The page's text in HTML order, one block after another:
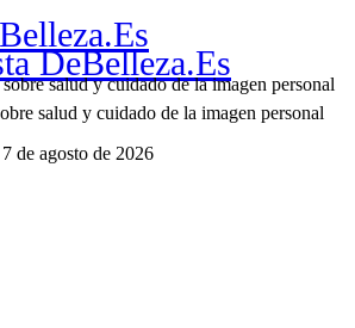
DeBelleza.Es
salud y cuidado de la imagen personal
7 de agosto de 2026
salud y cuidado de la imagen personal